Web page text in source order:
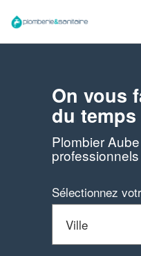
On vous
du temps
Plombier
Sélectionnez